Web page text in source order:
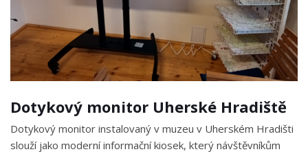
Dotykový monitor Uherské Hradiště
Dotykový monitor instalovaný v muzeu v Uherském Hradišti
slouží jako moderní informační kiosek, který návštěvníkům